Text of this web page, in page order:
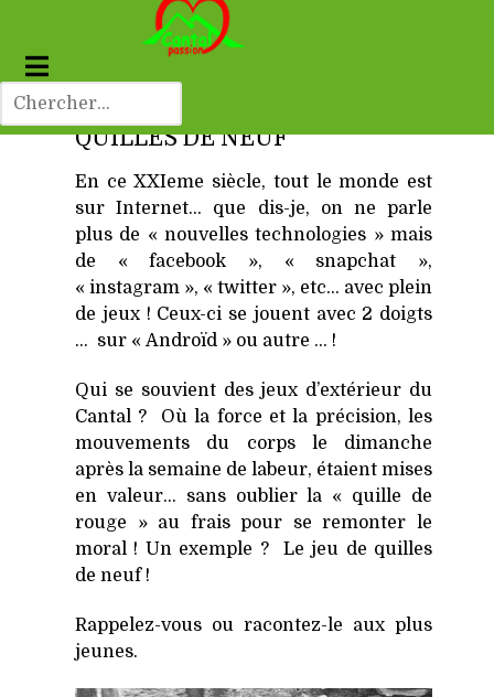
QUILLES DE NEUF
En ce XXIeme siècle, tout le monde est
sur Internet… que dis-je, on ne parle
plus de « nouvelles technologies » mais
de « facebook », « snapchat »,
« instagram », « twitter », etc… avec plein
de jeux ! Ceux-ci se jouent avec 2 doigts
… sur « Androïd » ou autre … !
Qui se souvient des jeux d’extérieur du
Cantal ? Où la force et la précision, les
mouvements du corps le dimanche
après la semaine de labeur, étaient mises
en valeur… sans oublier la « quille de
rouge » au frais pour se remonter le
moral ! Un exemple ? Le jeu de quilles
de neuf !
Rappelez-vous ou racontez-le aux plus
jeunes.